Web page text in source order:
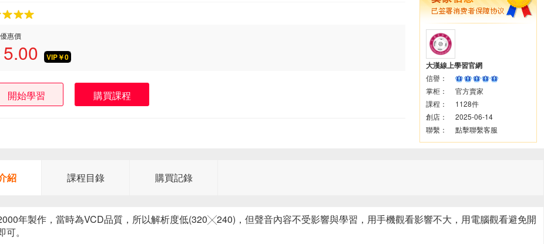
惠價
5.00 VIP￥0
開始學習 購買課程
大漢線上學習官網
信譽：
掌柜：
官方賣家
課程：
1128件
創店：
2025-06-14
聯繫：
點擊聯繫客服
紹 課程目錄 購買記錄
年製作，當時為VCD品質，所以解析度低(320╳240)，但聲音內容不受影響與學習，用手機觀看影響不大，用電腦觀看避免開
。